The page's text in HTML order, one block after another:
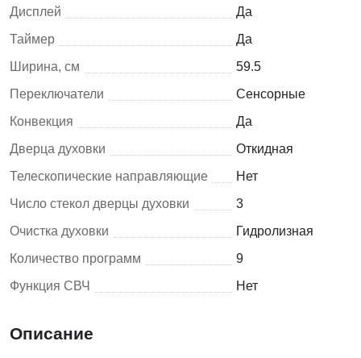
Дисплей
Да
Таймер
Да
Ширина, см
59.5
Переключатели
Сенсорные
Конвекция
Да
Дверца духовки
Откидная
Телескопические направляющие
Нет
Число стекол дверцы духовки
3
Очистка духовки
Гидролизная
Количество программ
9
Функция СВЧ
Нет
Описание